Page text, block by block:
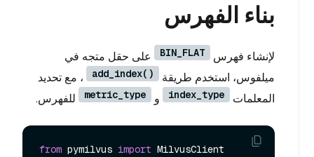
بناء الفهرس
لإنشاء فهرس BIN_FLAT
على حقل متجه في
ميلفوس، استخدم طريقة
add_index()
، مع تحديد
المعلمات
index_type و metric_type للفهرس.
from pymilvus import MilvusClient